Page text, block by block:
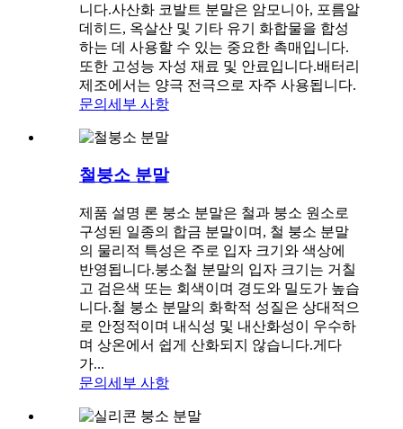
니다.사산화 코발트 분말은 암모니아, 포름알
데히드, 옥살산 및 기타 유기 화합물을 합성
하는 데 사용할 수 있는 중요한 촉매입니다.
또한 고성능 자성 재료 및 안료입니다.배터리
제조에서는 양극 전극으로 자주 사용됩니다.
문의 세부 사항
철붕소 분말
제품 설명 론 붕소 분말은 철과 붕소 원소로
구성된 일종의 합금 분말이며, 철 붕소 분말
의 물리적 특성은 주로 입자 크기와 색상에
반영됩니다.붕소철 분말의 입자 크기는 거칠
고 검은색 또는 회색이며 경도와 밀도가 높습
니다.철 붕소 분말의 화학적 성질은 상대적으
로 안정적이며 내식성 및 내산화성이 우수하
며 상온에서 쉽게 산화되지 않습니다.게다
가...
문의 세부 사항